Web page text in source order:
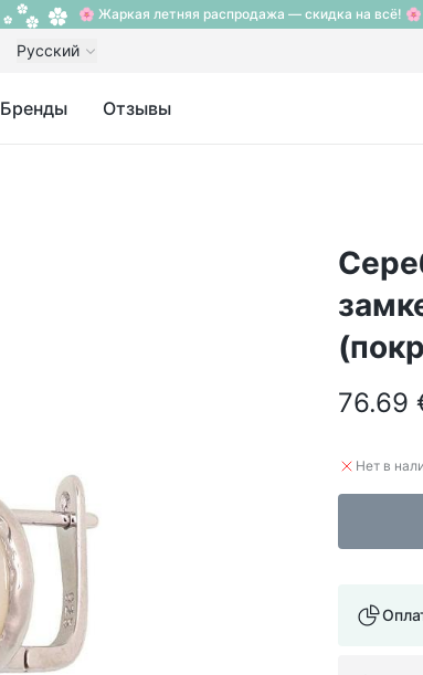
🌸 Жаркая летняя распродажа — скидка на всё! 🌸
Русский
Бренды Отзывы
76.69
Нет в